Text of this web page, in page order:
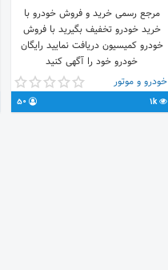
مرجع رسمی خرید و فروش خودرو با
خرید خودرو تخفیف بگیرید با فروش
خودرو کمیسیون دریافت نمایید رایگان
خودرو خود را آگهی کنید
خودرو و موتور
1k
50